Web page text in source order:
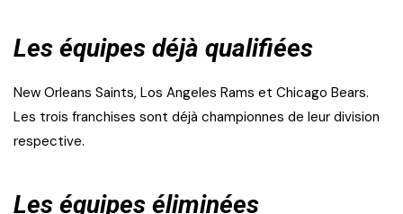
Les équipes déjà qualifiées
New Orleans Saints, Los Angeles Rams et Chicago Bears.
Les trois franchises sont déjà championnes de leur division
respective.
Les équipes éliminées